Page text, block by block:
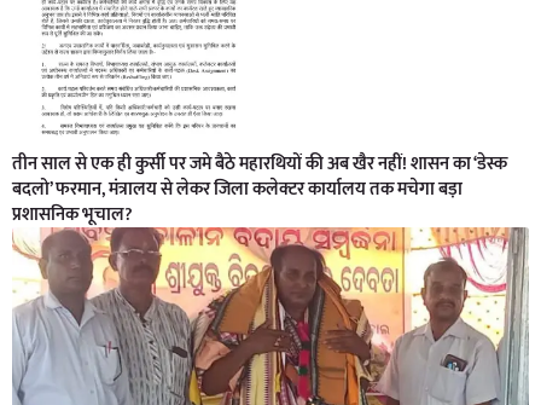
तीन साल से एक ही कुर्सी पर जमे बैठे महारथियों की अब खैर नहीं! शासन का ‘डेस्क
बदलो’ फरमान, मंत्रालय से लेकर जिला कलेक्टर कार्यालय तक मचेगा बड़ा
प्रशासनिक भूचाल?